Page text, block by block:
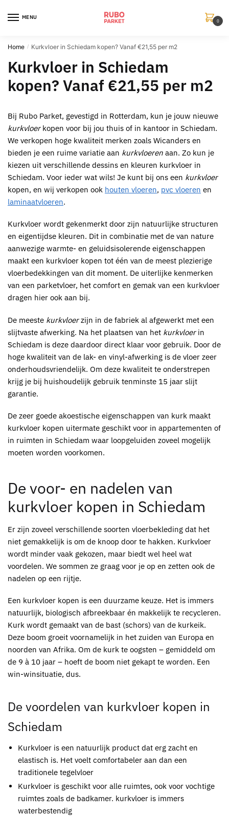
MENU
0
Home / Kurkvloer in Schiedam kopen? Vanaf €21,55 per m2
Kurkvloer in Schiedam
kopen? Vanaf €21,55 per m2
Bij Rubo Parket, gevestigd in Rotterdam, kun je jouw nieuwe
kurkvloerkopen voor bij jou thuis of in kantoor in Schiedam.
We verkopen hoge kwaliteit merken zoals Wicanders en
bieden je een ruime variatie aan kurkvloeren aan. Zo kun je
kiezen uit verschillende dessins en kleuren kurkvloer in
Schiedam. Voor ieder wat wils! Je kunt bij ons een kurkvloer
kopen, en wij verkopen ook houten vloeren, pvc vloeren en
laminaatvloeren.
Kurkvloer wordt gekenmerkt door zijn natuurlijke structuren
en eigentijdse kleuren. Dit in combinatie met de van nature
aanwezige warmte- en geluidsisolerende eigenschappen
maakt een kurkvloer kopen tot één van de meest plezierige
vloerbedekkingen van dit moment. De uiterlijke kenmerken
van een parketvloer, het comfort en gemak van een kurkvloer
dragen hier ook aan bij.
De meeste kurkvloerzijn in de fabriek al afgewerkt met een
slijtvaste afwerking. Na het plaatsen van het kurkvloerin
Schiedam is deze daardoor direct klaar voor gebruik. Door de
hoge kwaliteit van de lak- en vinyl-afwerking is de vloer zeer
onderhoudsvriendelijk. Om deze kwaliteit te onderstrepen
krijg je bij huishoudelijk gebruik tenminste 15 jaar slijt
garantie.
De zeer goede akoestische eigenschappen van kurk maakt
kurkvloer kopen uitermate geschikt voor in appartementen of
in ruimten in Schiedam waar loopgeluiden zoveel mogelijk
moeten worden voorkomen.
De voor- en nadelen van
kurkvloer kopen in Schiedam
Er zijn zoveel verschillende soorten vloerbekleding dat het
niet gemakkelijk is om de knoop door te hakken. Kurkvloer
wordt minder vaak gekozen, maar biedt wel heel wat
voordelen. We sommen ze graag voor je op en zetten ook de
nadelen op een rijtje.
Een kurkvloer kopen is een duurzame keuze. Het is immers
natuurlijk, biologisch afbreekbaar én makkelijk te recycleren.
Kurk wordt gemaakt van de bast (schors) van de kurkeik.
Deze boom groeit voornamelijk in het zuiden van Europa en
noorden van Afrika. Om de kurk te oogsten – gemiddeld om
de 9 à 10 jaar – hoeft de boom niet gekapt te worden. Een
win-winsituatie, dus.
De voordelen van kurkvloer kopen in
Schiedam
Kurkvloer is een natuurlijk product dat erg zacht en
elastisch is. Het voelt comfortabeler aan dan een
traditionele tegelvloer
Kurkvloer is geschikt voor alle ruimtes, ook voor vochtige
ruimtes zoals de badkamer. kurkvloer is immers
waterbestendig